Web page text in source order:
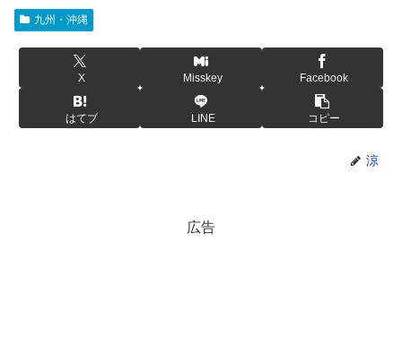
九州・沖縄
X Misskey Facebook
はてブ LINE コピー
涼
広告